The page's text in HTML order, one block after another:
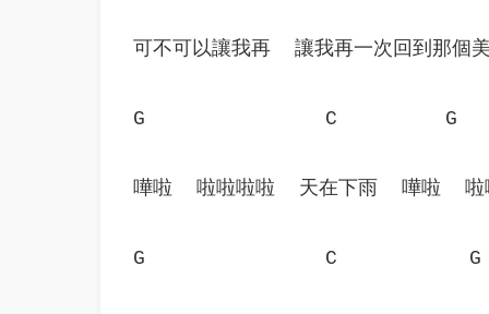
可不可以讓我再  讓我再一次回到那個
G               C         G
嘩啦  啦啦啦啦  天在下雨  嘩啦  啦
G               C